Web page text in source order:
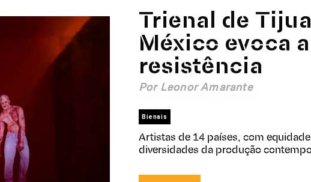
Trienal de
México evoca
resistência
Por Leonor Amarante
Bienais
Artistas de 14 países, com
diversidades da produção